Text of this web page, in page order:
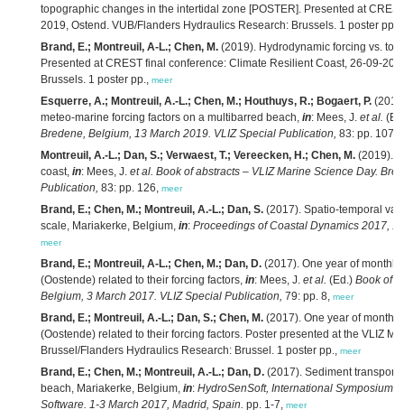
topographic changes in the intertidal zone [POSTER]. Presented at
2019, Ostend. VUB/Flanders Hydraulics Research: Brussels. 1 poster pp.,
Brand, E.; Montreuil, A-L.; Chen, M. (2019). Hydrodynamic forcing vs.
Presented at CREST final conference: Climate Resilient Coast, 26-09-
Brussels. 1 poster pp., meer
Esquerre, A.; Montreuil, A.-L.; Chen, M.; Houthuys, R.; Bogaert, P.
meteo-marine forcing factors on a multibarred beach, in: Mees, J. et al.
Bredene, Belgium, 13 March 2019. VLIZ Special Publication, 83: pp. 107,
Montreuil, A.-L.; Dan, S.; Verwaest, T.; Vereecken, H.; Chen, M. (2019).
coast, in: Mees, J. et al. Book of abstracts – VLIZ Marine Science Day.
Publication, 83: pp. 126, meer
Brand, E.; Chen, M.; Montreuil, A.-L.; Dan, S. (2017). Spatio-temporal
scale, Mariakerke, Belgium, in: Proceedings of Coastal Dynamics 2017,
meer
Brand, E.; Montreuil, A-L.; Chen, M.; Dan, D. (2017). One year of
(Oostende) related to their forcing factors, in: Mees, J. et al. (Ed.) Book of
Belgium, 3 March 2017. VLIZ Special Publication, 79: pp. 8, meer
Brand, E.; Montreuil, A.-L.; Dan, S.; Chen, M. (2017). One year of
(Oostende) related to their forcing factors. Poster presented at the VLIZ
Brussel/Flanders Hydraulics Research: Brussel. 1 poster pp., meer
Brand, E.; Chen, M.; Montreuil, A.-L.; Dan, D. (2017). Sediment transport
beach, Mariakerke, Belgium, in: HydroSenSoft, International Symposium
Software. 1-3 March 2017, Madrid, Spain. pp. 1-7, meer